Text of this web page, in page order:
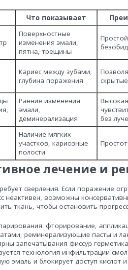
Что показывает
Поверхностные
изменения эмали,
пятна, трещины
Кариес между зубами,
глубина поражения
Ранние изменения
эмали,
деминерализация
Высокая
без
Наличие мягких
участков, кариозные
полости
лечение и
сверления. Если поражение
неактивен, возможны
ткань, чтобы остановить
фторирование,
реминерализующие пасты и
запечатывания фиссур
технология инфильтрации
эмаль и блокирует доступ кислот